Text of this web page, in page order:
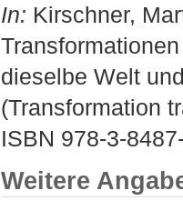
In: Kirschner,
dieselbe Welt
(Transformation
ISBN 978-3-
Weitere